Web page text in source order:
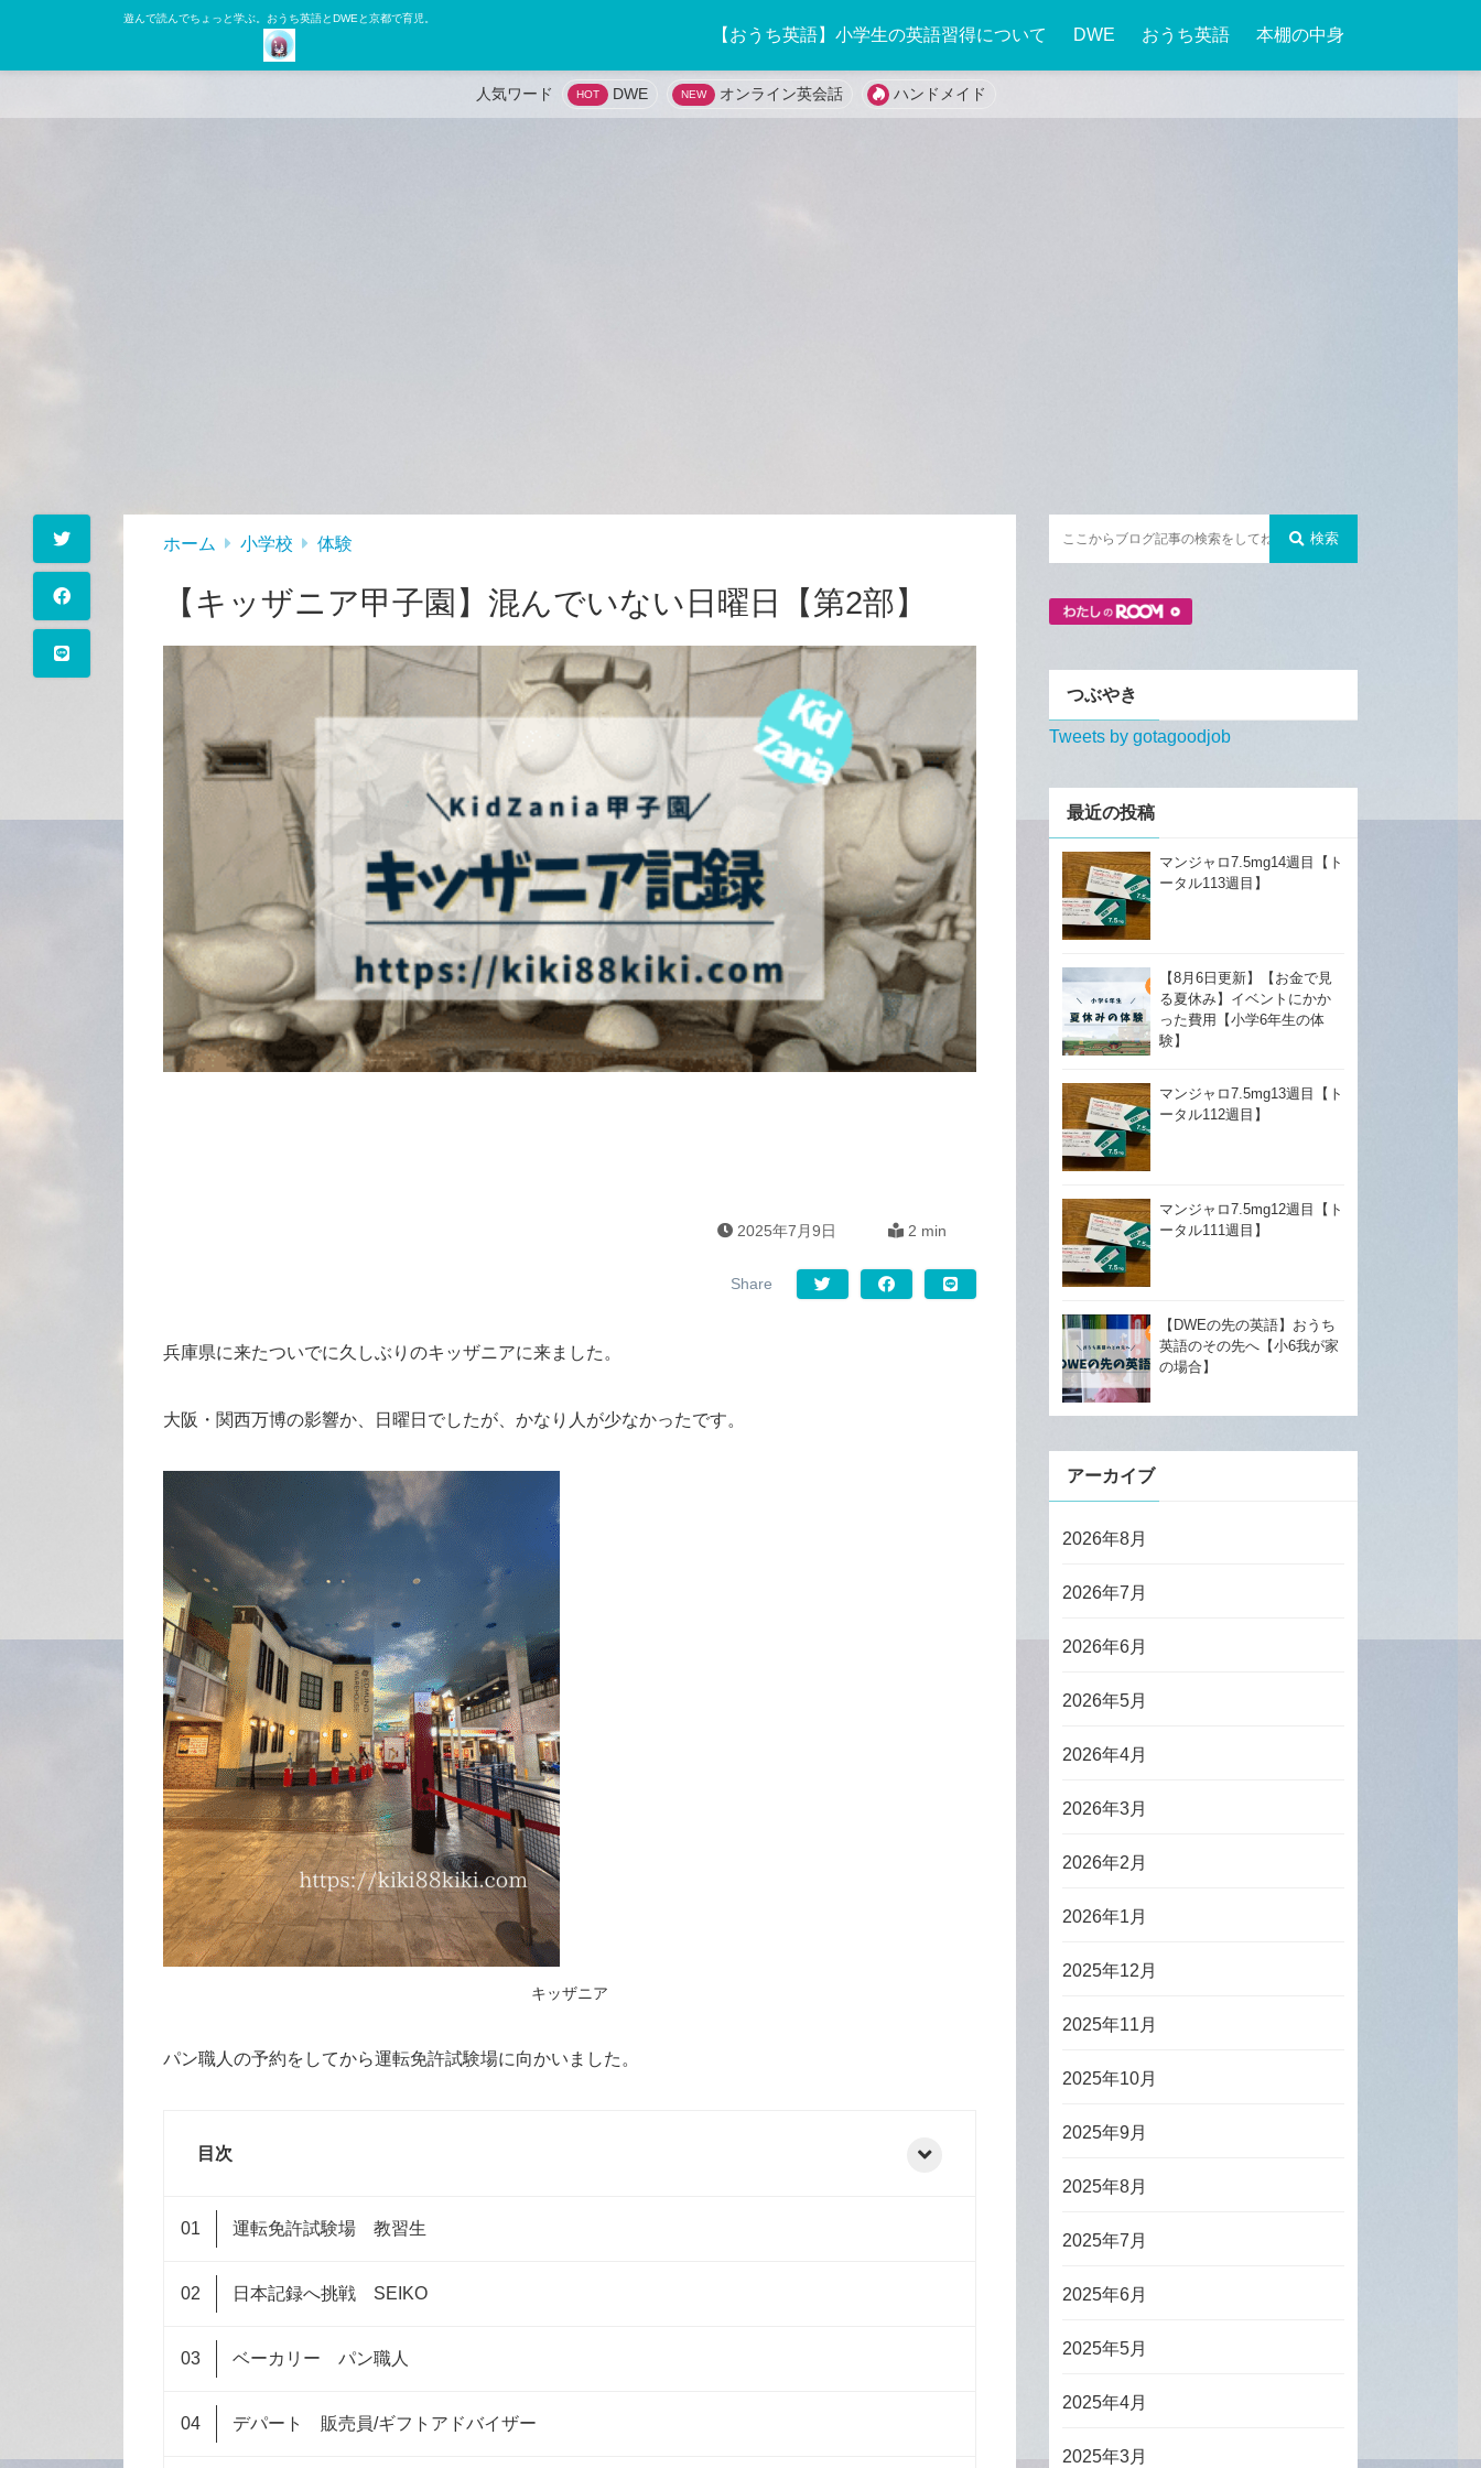
遊んで読んでちょっと学ぶ。おうち英語とDWEと京都で育児。
【おうち英語】小学生の英語習得について DWE おうち英語 本棚の中身
DWE オンライン英会話 ハンドメイド
ホーム 小学校 体験
【キッザニア甲子園】混んでいない日曜日【第2部】
2025年7月9日 2 min
兵庫県に来たついでに久しぶりのキッザニアに来ました。
大阪・関西万博の影響か、日曜日でしたが、かなり人が少なかったです。
キッザニア
パン職人の予約をしてから運転免許試験場に向かいました。
目次
運転免許試験場 教習生
日本記録へ挑戦 SEIKO
ベーカリー パン職人
デパート 販売員/ギフトアドバイザー
検索
つぶやき
Tweets by gotagoodjob
最近の投稿
マンジャロ7.5mg14週目【ト
ータル113週目】
【8月6日更新】【お金で見
る夏休み】イベントにかか
った費用【小学6年生の体
験】
マンジャロ7.5mg13週目【ト
ータル112週目】
マンジャロ7.5mg12週目【ト
ータル111週目】
【DWEの先の英語】おうち
英語のその先へ【小6我が家
の場合】
アーカイブ
2026年8月
2026年7月
2026年6月
2026年5月
2026年4月
2026年3月
2026年2月
2026年1月
2025年12月
2025年11月
2025年10月
2025年9月
2025年8月
2025年7月
2025年6月
2025年5月
2025年4月
2025年3月